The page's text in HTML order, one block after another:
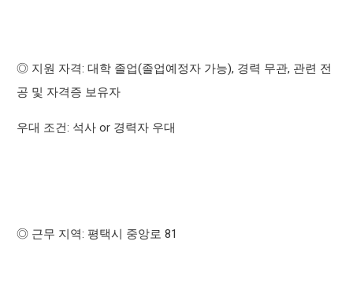
◎ 지원 자격: 대학 졸업(졸업예정자 가능), 경력 무관, 관련 전
공 및 자격증 보유자
우대 조건: 석사 or 경력자 우대
◎ 근무 지역: 평택시 중앙로 81